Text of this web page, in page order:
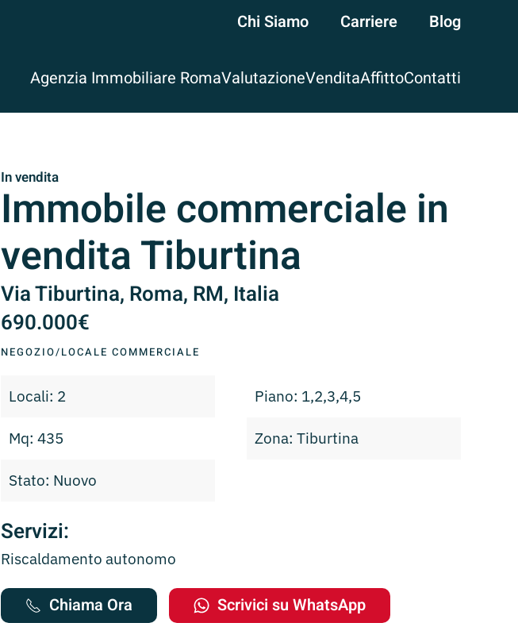
Chi Siamo Carriere Blog
Agenzia Immobiliare RomaValutazioneVenditaAffittoContatti
In vendita
Immobile commerciale in
vendita Tiburtina
Via Tiburtina, Roma, RM, Italia
690.000€
NEGOZIO/LOCALE COMMERCIALE
Locali: 2
Mq: 435
Stato: Nuovo
Piano: 1,2,3,4,5
Zona: Tiburtina
Servizi:
Riscaldamento autonomo
Chiama Ora Scrivici su WhatsApp